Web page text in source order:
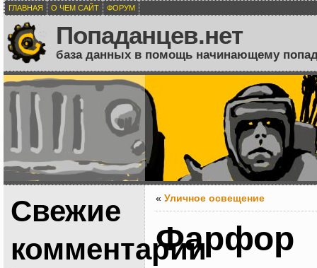
ГЛАВНАЯ О ЧЕМ САЙТ ФОРУМ
Попаданцев.нет
база данных в помощь начинающему
Свежие
комментарии
« Уличное освещение
Фарфор